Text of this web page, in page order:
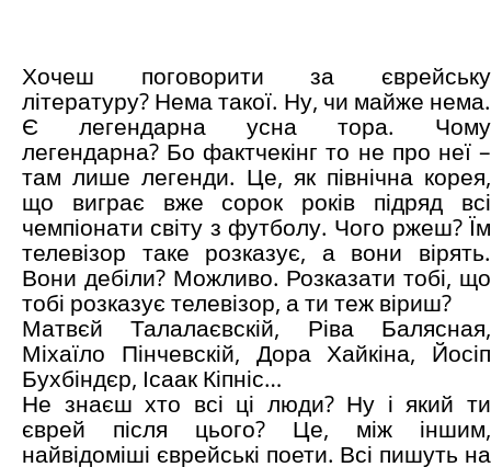
Хочеш поговорити за єврейську
літературу? Нема такої. Ну, чи майже нема.
Є легендарна усна тора. Чому
легендарна? Бо фактчекінг то не про неї –
там лише легенди. Це, як північна корея,
що виграє вже сорок років підряд всі
чемпіонати світу з футболу. Чого ржеш? Їм
телевізор таке розказує, а вони вірять.
Вони дебіли? Можливо. Розказати тобі, що
тобі розказує телевізор, а ти теж віриш?
Матвєй Талалаєвскій, Ріва Балясная,
Міхаїло Пінчевскій, Дора Хайкіна, Йосіп
Бухбіндєр, Ісаак Кіпніс…
Не знаєш хто всі ці люди? Ну і який ти
єврей після цього? Це, між іншим,
найвідоміші єврейські поети. Всі пишуть на